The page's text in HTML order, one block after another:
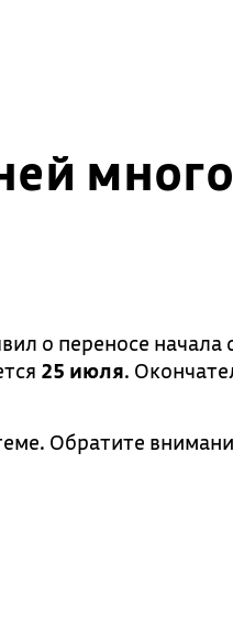
о переносе начала
25 июля.
Обратите